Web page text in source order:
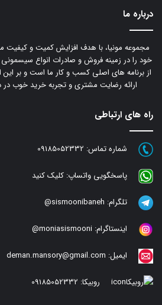
درباره ما
مجموعه مونیا، با هدف افزایش کمیت و کیفیت
خود را در زمینه فروش و صادرات انواع
از برنامه های اصلی کسب و کار ما است و بر
ارائه رضایت مشتری و تجربه خرید خوب
راه های ارتباطی
شماره تماس: 09185052332
پاسخگویی واتساپ: کلیک کنید
تلگرام: sismoonibaneh@
اینستاگرام: moniasismooni@
ایمیل: deman.mansory@gmail.com
روبیکا: 09185052332